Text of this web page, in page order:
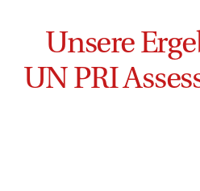
Unsere
UN PRI